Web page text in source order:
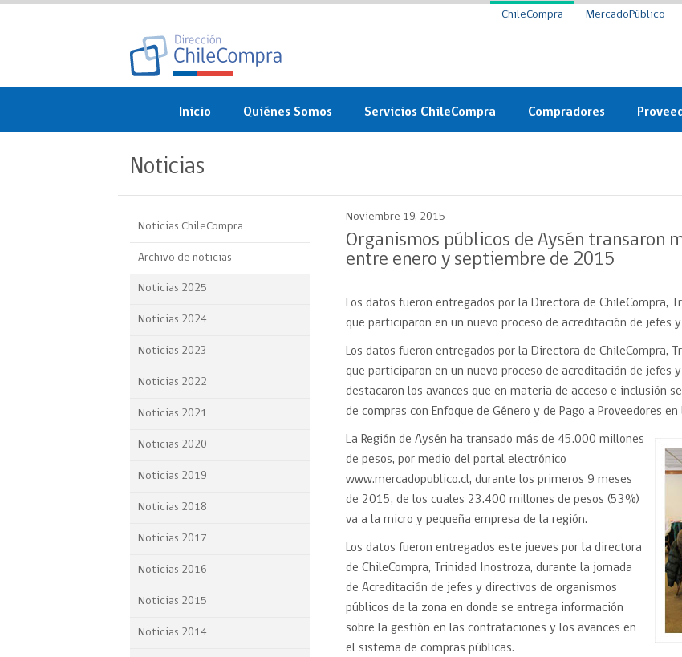
ChileCompra MercadoPúblico
Inicio Quiénes Somos
objetivos
Organigrama
Participación Ciudadana
Reportes Ley de Inclusión
Sé parte de nuestro equipo
Servicios ChileCompra
ChileCompra
Eficiencia
Capacitación ChileCompra:
Certificación competencias
Centro de Ayuda
Asesorías estratégicas
Datos Abiertos
API de Mercado Público
Ciberseguridad
Emergencias
Compradores
Circular
Compra Ágil
Tipos de Licitaciones
Bases Tipo de Licitación
Trato directo
Subasta inversa
Compra Pública de
Gestión de Contratos
Compras públicas con
perspectiva de género
Convenio
Subasta
Sello
Noticias
Noticias ChileCompra
Archivo de noticias
Noticias 2025
Noticias 2024
Noticias 2023
Noticias 2022
Noticias 2021
Noticias 2020
Noticias 2019
Noticias 2018
Noticias 2017
Noticias 2016
Noticias 2015
Noticias 2014
Noviembre 19, 2015
Organismos públicos de Aysén transaron
entre enero y septiembre de 2015
Los datos fueron entregados por la Directora de ChileCompra,
que participaron en un nuevo proceso de acreditación de jefes
Los datos fueron entregados por la Directora de ChileCompra,
que participaron en un nuevo proceso de acreditación de jefes
destacaron los avances que en materia de acceso e inclusión
de compras con Enfoque de Género y de Pago a Proveedores
La Región de Aysén ha transado más de 45.000 millones
de pesos, por medio del portal electrónico
www.mercadopublico.cl, durante los primeros 9 meses
de 2015, de los cuales 23.400 millones de pesos (53%)
va a la micro y pequeña empresa de la región.
Los datos fueron entregados este jueves por la directora
de ChileCompra, Trinidad Inostroza, durante la jornada
de Acreditación de jefes y directivos de organismos
públicos de la zona en donde se entrega información
sobre la gestión en las contrataciones y los avances en
el sistema de compras públicas.